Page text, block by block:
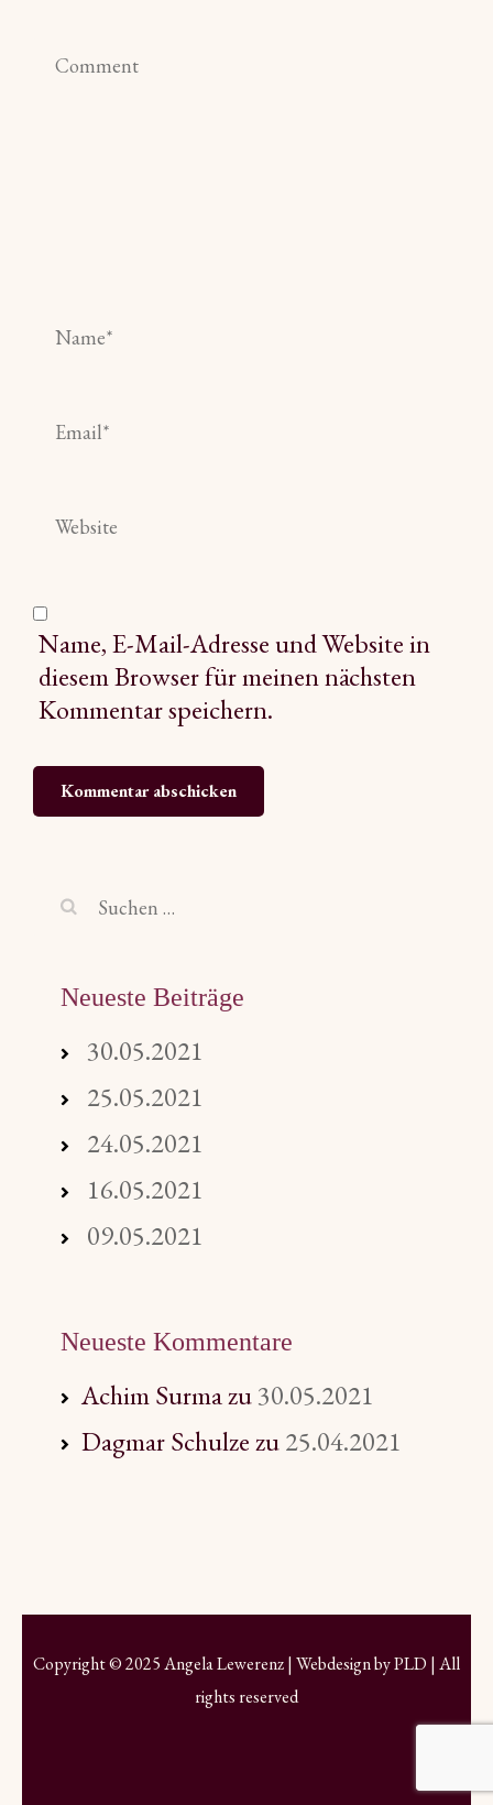
Name, E-Mail-Adresse und Website in
diesem Browser für meinen nächsten
Kommentar speichern.
Suchen
Neueste Beiträge
30.05.2021
25.05.2021
24.05.2021
16.05.2021
09.05.2021
Neueste Kommentare
Achim Surmazu30.05.2021
Dagmar Schulzezu25.04.2021
Copyright © 2025 Angela Lewerenz | Webdesign byPLD | All
rights reserved